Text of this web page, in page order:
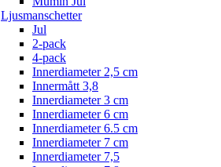
Ljusmanschetter
Jul
2-pack
4-pack
Innerdiameter 2,5 cm
Innermått 3,8
Innerdiameter 3 cm
Innerdiameter 6 cm
Innerdiameter 6.5 cm
Innerdiameter 7 cm
Innerdiameter 7,5